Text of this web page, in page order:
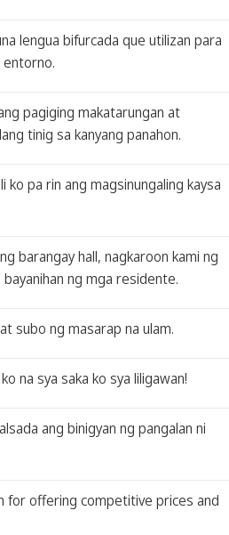
lengua bifurcada que utilizan para
pagiging makatarungan at
tinig sa kanyang panahon.
ko pa rin ang magsinungaling kaysa
barangay hall, nagkaroon kami ng
ng mga residente.
subo ng masarap na ulam.
na sya saka ko sya liligawan!
ang binigyan ng pangalan ni
for offering competitive prices and